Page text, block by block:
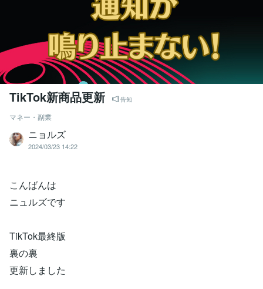
TikTok新商品更新 告知
マネー・副業
ニョルズ
2024/03/23 14:22
こんばんは
ニュルズです
TikTok最終版
裏の裏
更新しました